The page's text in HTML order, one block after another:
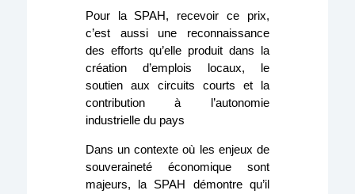
Pour la SPAH, recevoir ce prix,
c’est aussi une reconnaissance
des efforts qu’elle produit dans la
création d’emplois locaux, le
soutien aux circuits courts et la
contribution à l’autonomie
industrielle du pays
Dans un contexte où les enjeux de
souveraineté économique sont
majeurs, la SPAH démontre qu’il